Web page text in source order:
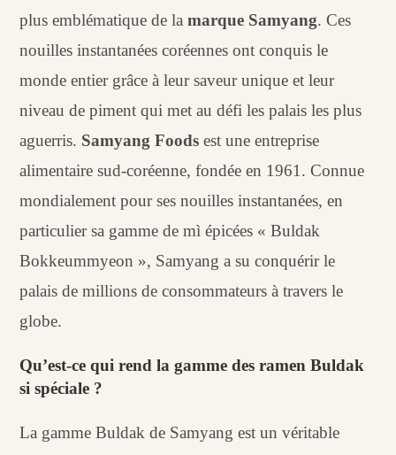
plus emblématique de lamarque Samyang. Ces
nouilles instantanées coréennes ont conquis le
monde entier grâce à leur saveur unique et leur
niveau de piment qui met au défi les palais les plus
aguerris. Samyang Foods est une entreprise
alimentaire sud-coréenne, fondée en 1961. Connue
mondialement pour ses nouilles instantanées, en
particulier sa gamme de mì épicées « Buldak
Bokkeummyeon », Samyang a su conquérir le
palais de millions de consommateurs à travers le
globe.
Qu’est-ce qui rend la gamme des ramen Buldak
si spéciale ?
La gamme Buldak de Samyang est un véritable